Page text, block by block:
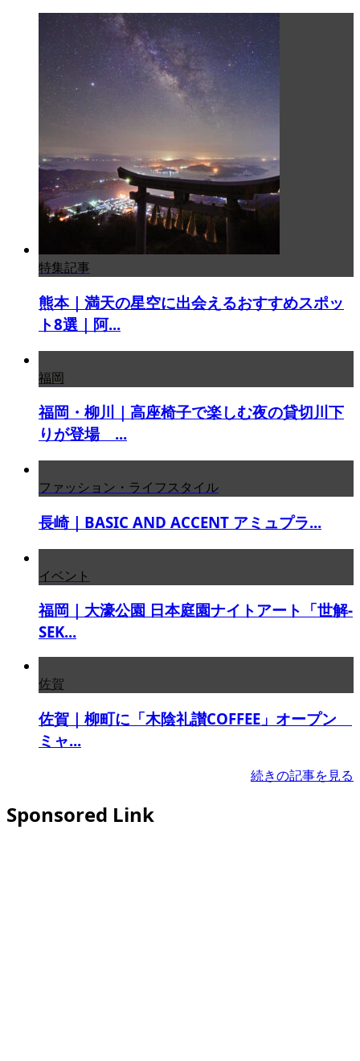
特集記事
熊本｜満天の星空に出会えるおすすめスポッ
ト8選｜阿...
福岡
福岡・柳川｜高座椅子で楽しむ夜の貸切川下
りが登場 ...
ファッション・ライフスタイル
長崎｜BASIC AND ACCENT アミュプラ...
イベント
福岡｜大濠公園 日本庭園ナイトアート「世解-
SEK...
佐賀
佐賀｜柳町に「木陰礼讃COFFEE」オープン
ミャ...
続きの記事を見る
Sponsored Link